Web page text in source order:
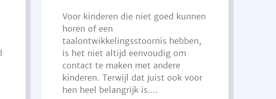
Voor kinderen die niet goed kunnen
horen of een
taalontwikkelingsstoornis hebben,
is het niet altijd eenvoudig om
contact te maken met andere
kinderen. Terwijl dat juist ook voor
hen heel belangrijk is....